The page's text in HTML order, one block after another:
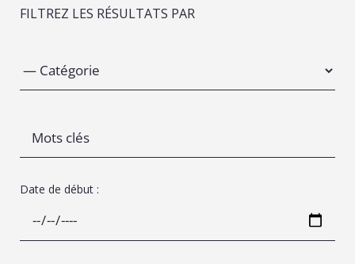
FILTREZ LES RÉSULTATS PAR
Date de début :